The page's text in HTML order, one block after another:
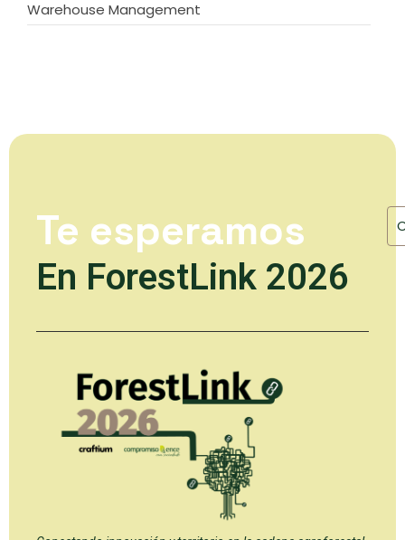
Warehouse Management
Te esperamos
En ForestLink 2026